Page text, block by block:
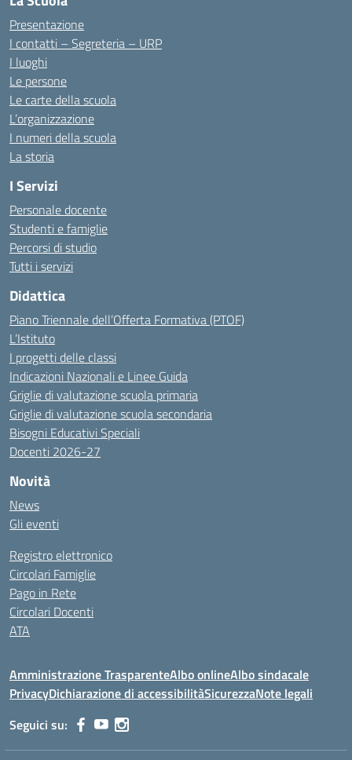
Presentazione
I contatti – Segreteria – URP
I luoghi
Le persone
Le carte della scuola
L’organizzazione
I numeri della scuola
La storia
I Servizi
Personale docente
Studenti e famiglie
Percorsi di studio
Tutti i servizi
Didattica
Piano Triennale dell’Offerta Formativa (PTOF)
L’Istituto
I progetti delle classi
Indicazioni Nazionali e Linee Guida
Griglie di valutazione scuola primaria
Griglie di valutazione scuola secondaria
Bisogni Educativi Speciali
Docenti 2026-27
Novità
News
Gli eventi
Registro elettronico
Circolari Famiglie
Pago in Rete
Circolari Docenti
ATA
Amministrazione TrasparenteAlbo onlineAlbo sindacale
PrivacyDichiarazione di accessibilitàSicurezzaNote legali
Seguici su: